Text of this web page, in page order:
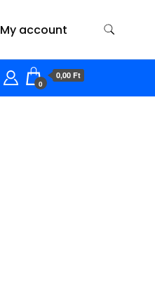
My account
0
0,00 Ft